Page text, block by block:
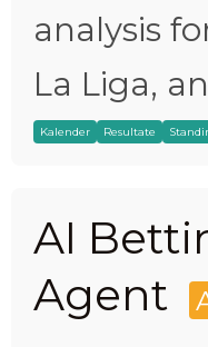
analysis
La Liga,
Kalender Resultate
AI
Agent